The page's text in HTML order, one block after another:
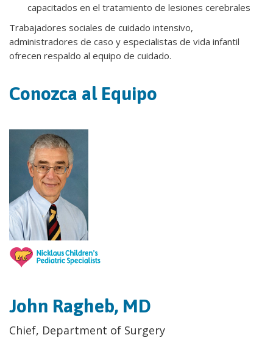
capacitados en el tratamiento de lesiones cerebrales
Trabajadores sociales de cuidado intensivo,
administradores de caso y especialistas de vida infantil
ofrecen respaldo al equipo de cuidado.
Conozca al Equipo
John Ragheb, MD
Chief, Department of Surgery